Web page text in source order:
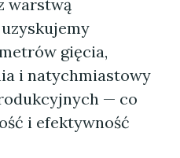
warstwą
gięcia,
i natychmiastowy
— co
i efektywność